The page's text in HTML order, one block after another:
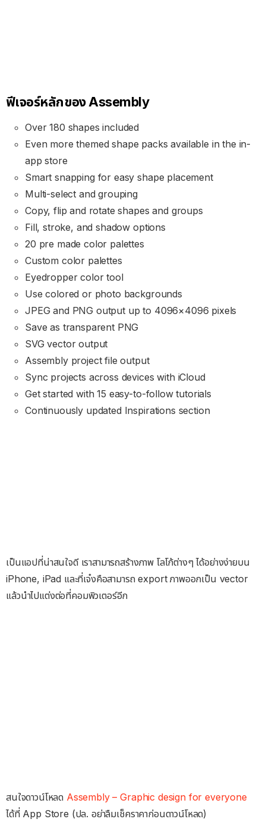
ฟีเจอร์หลักของ Assembly
Over 180 shapes included
Even more themed shape packs available in the in-
app store
Smart snapping for easy shape placement
Multi-select and grouping
Copy, flip and rotate shapes and groups
Fill, stroke, and shadow options
20 pre made color palettes
Custom color palettes
Eyedropper color tool
Use colored or photo backgrounds
JPEG and PNG output up to 4096×4096 pixels
Save as transparent PNG
SVG vector output
Assembly project file output
Sync projects across devices with iCloud
Get started with 15 easy-to-follow tutorials
Continuously updated Inspirations section
เป็นแอปที่น่าสนใจดี เราสามารถสร้างภาพ โลโก้ต่างๆ ได้อย่างง่ายบน
iPhone, iPad และที่เจ๋งคือสามารถ export ภาพออกเป็น vector
แล้วนำไปแต่งต่อที่คอมพิวเตอร์อีก
สนใจดาวน์โหลด Assembly – Graphic design for everyone
ได้ที่ App Store (ปล. อย่าลืมเช็คราคาก่อนดาวน์โหลด)